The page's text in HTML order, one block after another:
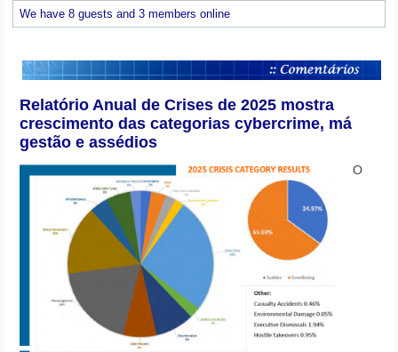
We have 8 guests and 3 members online
Relatório Anual de Crises de 2025 mostra
crescimento das categorias cybercrime, má
gestão e assédios
O